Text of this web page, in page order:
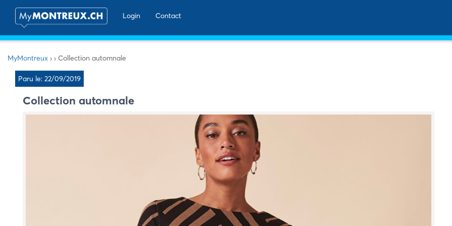
Login
Contact
MyMontreux › › Collection automnale
Paru le: 22/09/2019
Collection automnale